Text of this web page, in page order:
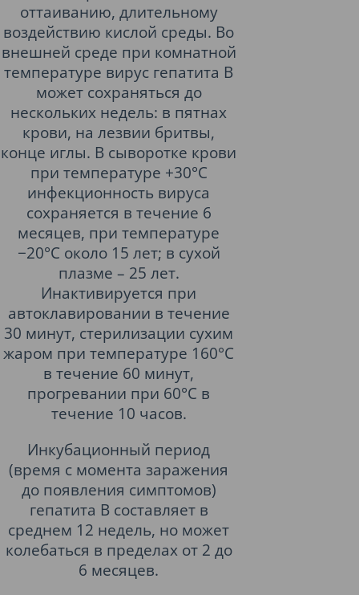
оттаиванию, длительному
воздействию кислой среды. Во
внешней среде при комнатной
температуре вирус гепатита B
может сохраняться до
нескольких недель: в пятнах
крови, на лезвии бритвы,
конце иглы. В сыворотке крови
при температуре +30°С
инфекционность вируса
сохраняется в течение 6
месяцев, при температуре
−20°С около 15 лет; в сухой
плазме – 25 лет.
Инактивируется при
автоклавировании в течение
30 минут, стерилизации сухим
жаром при температуре 160°С
в течение 60 минут,
прогревании при 60°С в
течение 10 часов.
Инкубационный период
(время с момента заражения
до появления симптомов)
гепатита B составляет в
среднем 12 недель, но может
колебаться в пределах от 2 до
6 месяцев.